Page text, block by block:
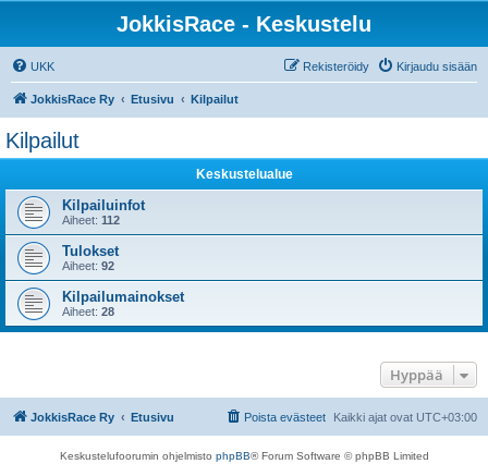
JokkisRace - Keskustelu
UKK Kirjaudu sisään
Rekisteröidy
JokkisRace Ry Etusivu Kilpailut
Kilpailut
Keskustelualue
Kilpailuinfot
Aiheet: 112
Tulokset
Aiheet: 92
Kilpailumainokset
Aiheet: 28
Hyppää
JokkisRace Ry Etusivu Kaikki ajat ovat UTC+03:00
Poista evästeet
Keskustelufoorumin ohjelmisto phpBB® Forum Software © phpBB Limited